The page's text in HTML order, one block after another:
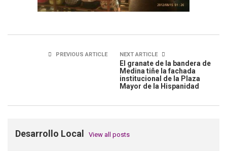
PREVIOUS ARTICLE NEXT ARTICLE
El granate de la bandera de
Medina tiñe la fachada
institucional de la Plaza
Mayor de la Hispanidad
Desarrollo Local View all posts